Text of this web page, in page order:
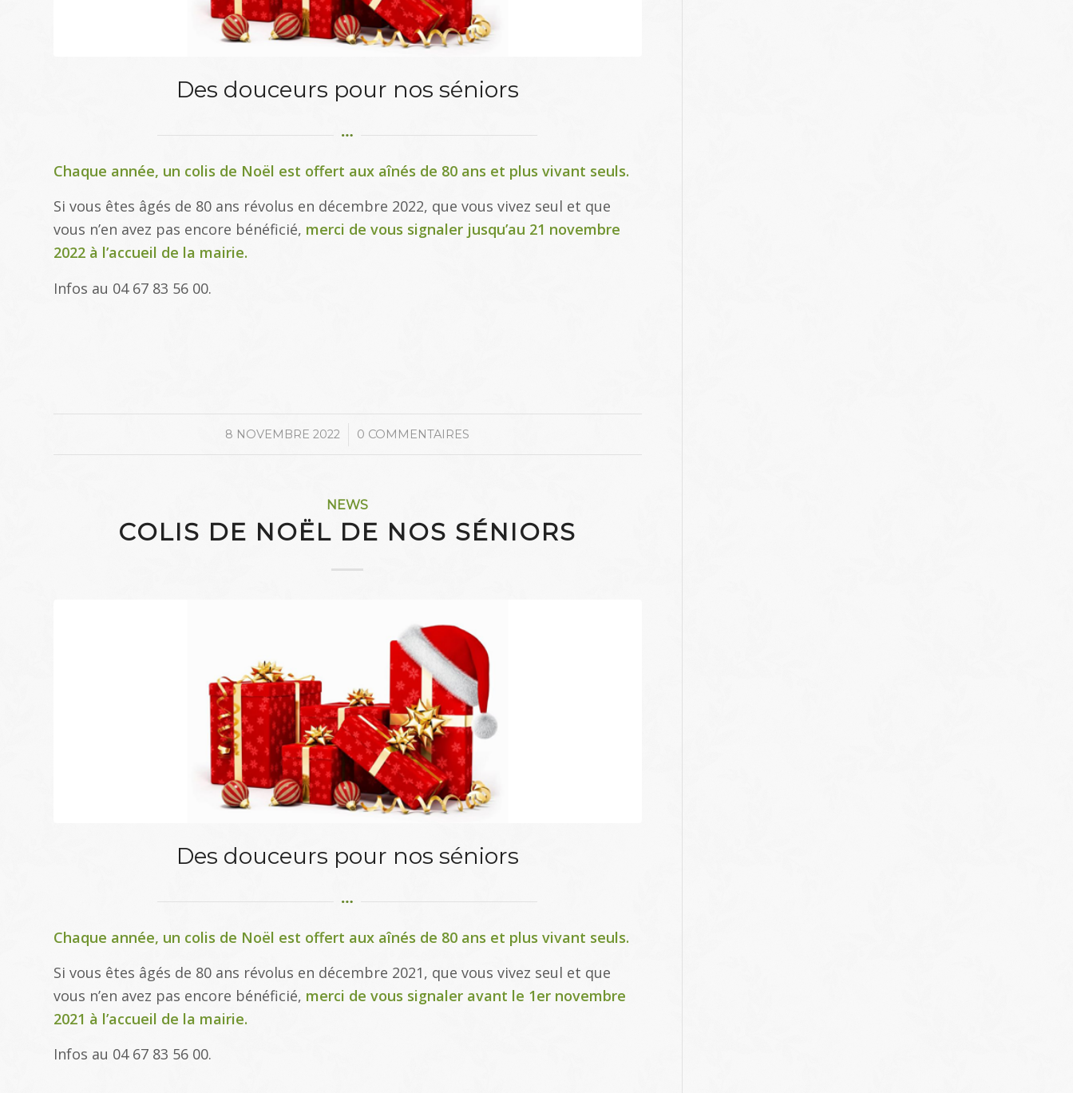
Des douceurs pour nos séniors
Chaque année, un colis de Noël est offert aux aînés de 80 ans et plus vivant seuls.
Si vous êtes âgés de 80 ans révolus en décembre 2022, que vous vivez seul et que
vous n’en avez pas encore bénéficié, merci de vous signaler jusqu’au 21 novembre
2022 à l’accueil de la mairie.
Infos au 04 67 83 56 00.
8 NOVEMBRE 2022
/ 0 COMMENTAIRES
NEWS
COLIS DE NOËL DE NOS SÉNIORS
Des douceurs pour nos séniors
Chaque année, un colis de Noël est offert aux aînés de 80 ans et plus vivant seuls.
Si vous êtes âgés de 80 ans révolus en décembre 2021, que vous vivez seul et que
vous n’en avez pas encore bénéficié, merci de vous signaler avant le 1er novembre
2021 à l’accueil de la mairie.
Infos au 04 67 83 56 00.